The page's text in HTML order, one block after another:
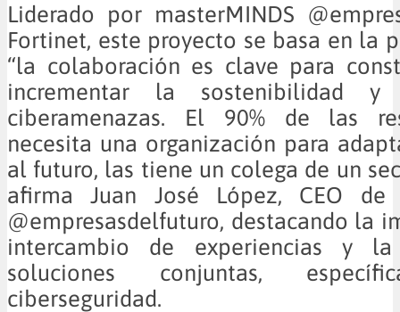
Liderado por masterMINDS
Fortinet, este proyecto se basa en la
“la colaboración es clave para
incrementar la sostenibilidad
ciberamenazas. El 90% de las
necesita una organización para
al futuro, las tiene un colega de un
afirma Juan José López, CEO de
@empresasdelfuturo, destacando la
intercambio de experiencias y
soluciones conjuntas,
ciberseguridad.